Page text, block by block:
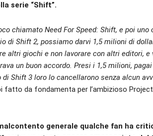
serie “Shift”.
chiamato Need For Speed: Shift, e poi
di Shift 2, possiamo darvi 1,5 milioni di
altri giochi e non lavorare con altri editori, e
un buon accordo. Presi i 1,5 milioni,
Shift 3 loro lo cancellarono senza alcun
fatto da fondamenta per l’ambizioso
generale qualche fan ha